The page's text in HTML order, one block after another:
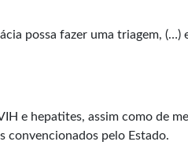
possa fazer uma triagem, (…)
e hepatites, assim como de
convencionados pelo Estado.